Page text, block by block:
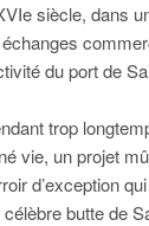
siècle, dans
du port de
trop
vie, un projet
d’exception
butte de